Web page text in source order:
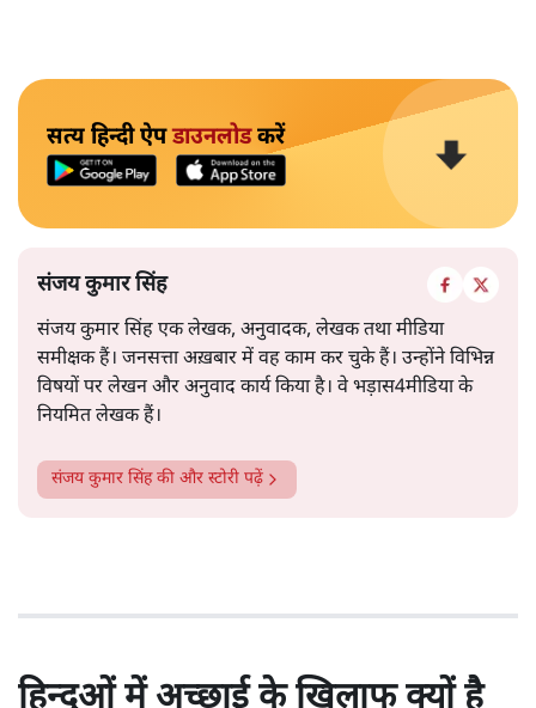
सत्य हिन्दी ऐपडाउनलोडकरें
संजय कुमार सिंह
संजय कुमार सिंह एक लेखक, अनुवादक, लेखक तथा मीडिया
समीक्षक हैं। जनसत्ता अख़बार में वह काम कर चुके हैं। उन्होंने विभिन्न
विषयों पर लेखन और अनुवाद कार्य किया है। वे भड़ास4मीडिया के
नियमित लेखक हैं।
संजय कुमार सिंहकी और स्टोरी पढ़ें